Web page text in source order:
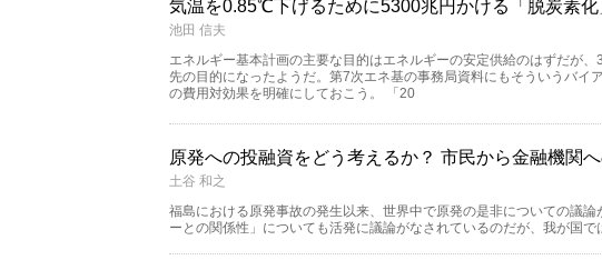
気温を0.85℃下げるために5300兆円かける「脱炭素
池田 信夫
エネルギー基本計画の主要な目的はエネルギーの安定供給のはずだが
先の目的になったようだ。第7次エネ基の事務局資料にもそういうバイ
の費用対効果を明確にしておこう。 「20
原発への投融資をどう考えるか？ 市民から金融機関
土谷 和之
福島における原発事故の発生以来、世界中で原発の是非についての議
ーとの関係性」についても活発に議論がなされているのだが、我が国で